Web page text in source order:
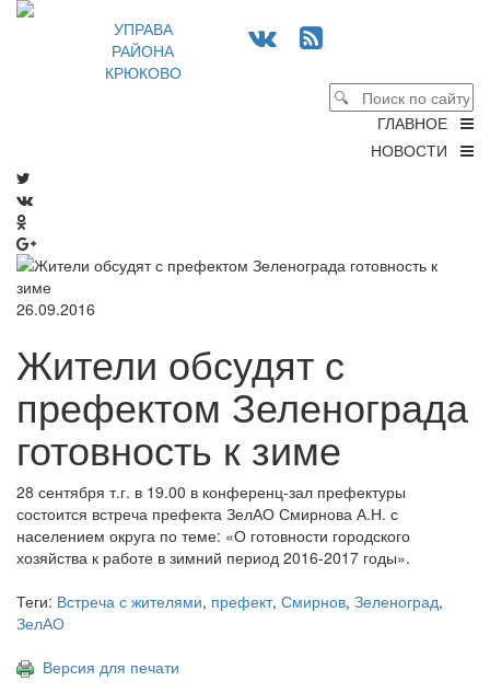
УПРАВА
РАЙОНА
КРЮКОВО
ГЛАВНОЕ
НОВОСТИ
26.09.2016
Жители обсудят с
префектом Зеленограда
готовность к зиме
28 сентября т.г. в 19.00 в конференц-зал префектуры
состоится встреча префекта ЗелАО Смирнова А.Н. с
населением округа по теме: «О готовности городского
хозяйства к работе в зимний период 2016-2017 годы».
Теги: Встреча с жителями, префект, Смирнов, Зеленоград,
ЗелАО
Версия для печати